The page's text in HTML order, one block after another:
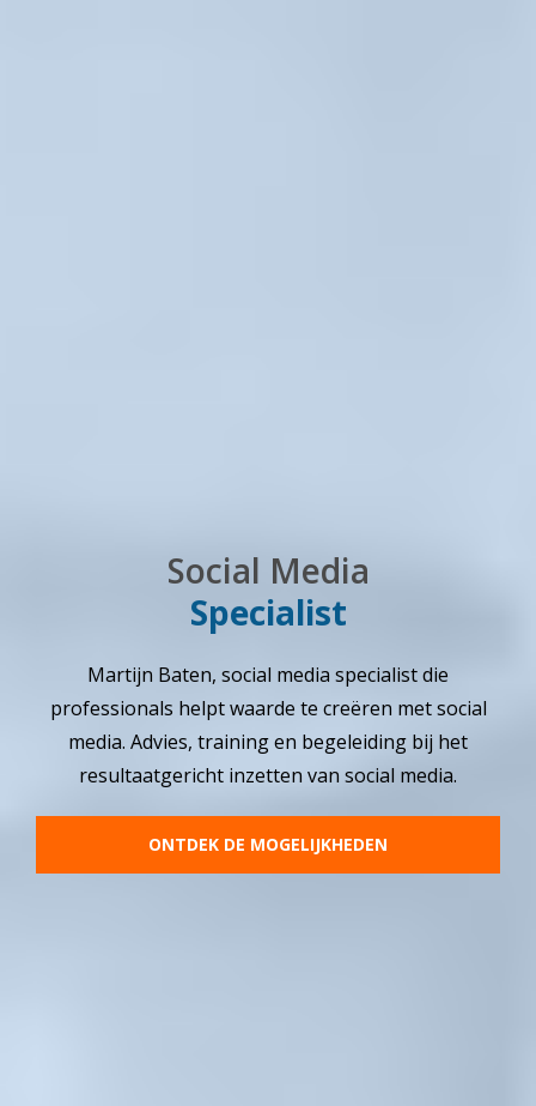
Social Media
Specialist
Martijn Baten, social media specialist die
professionals helpt waarde te creëren met social
media. Advies, training en begeleiding bij het
resultaatgericht inzetten van social media.
ONTDEK DE MOGELIJKHEDEN